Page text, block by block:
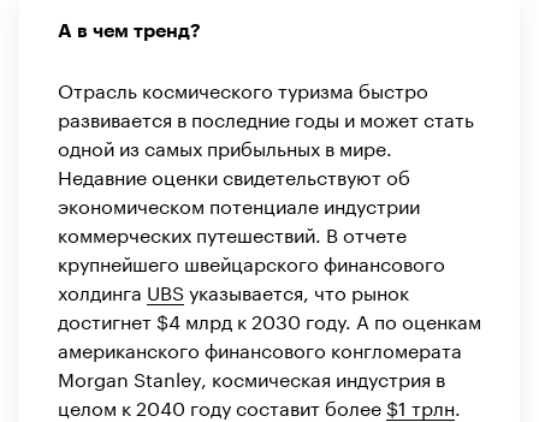
А в чем тренд?
Отрасль космического туризма быстро
развивается в последние годы и может стать
одной из самых прибыльных в мире.
Недавние оценки свидетельствуют об
экономическом потенциале индустрии
коммерческих путешествий. В отчете
крупнейшего швейцарского финансового
холдинга UBSуказывается, что рынок
достигнет $4 млрд к 2030 году. А по оценкам
американского финансового конгломерата
Morgan Stanley, космическая индустрия в
целом к 2040 году составит более $1 трлн